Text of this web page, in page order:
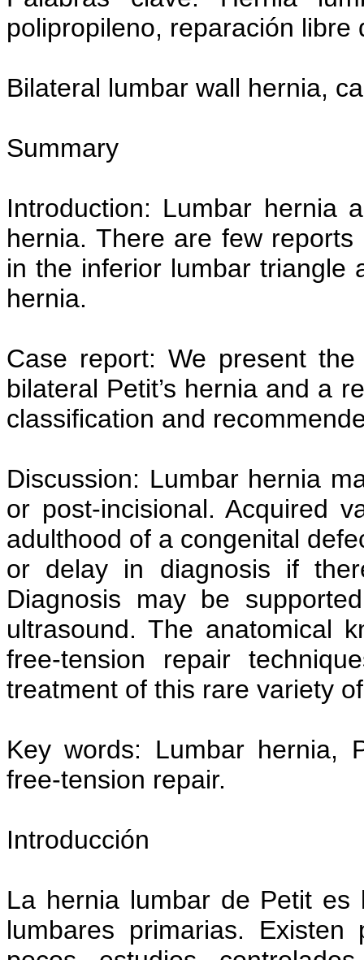
polipropileno, reparación libre
Bilateral lumbar wall hernia,
Summary
Introduction: Lumbar hernia
hernia. There are few reports
in the inferior lumbar triangle
hernia.
Case report: We present
bilateral Petit’s hernia and a
classification and
Discussion: Lumbar hernia
or post-incisional. Acquired
adulthood of a congenital
or delay in diagnosis if
Diagnosis may be
ultrasound. The anatomical
free-tension repair
treatment of this rare variety
Key words: Lumbar hernia,
free-tension repair.
Introducción
La hernia lumbar de Petit
lumbares primarias.